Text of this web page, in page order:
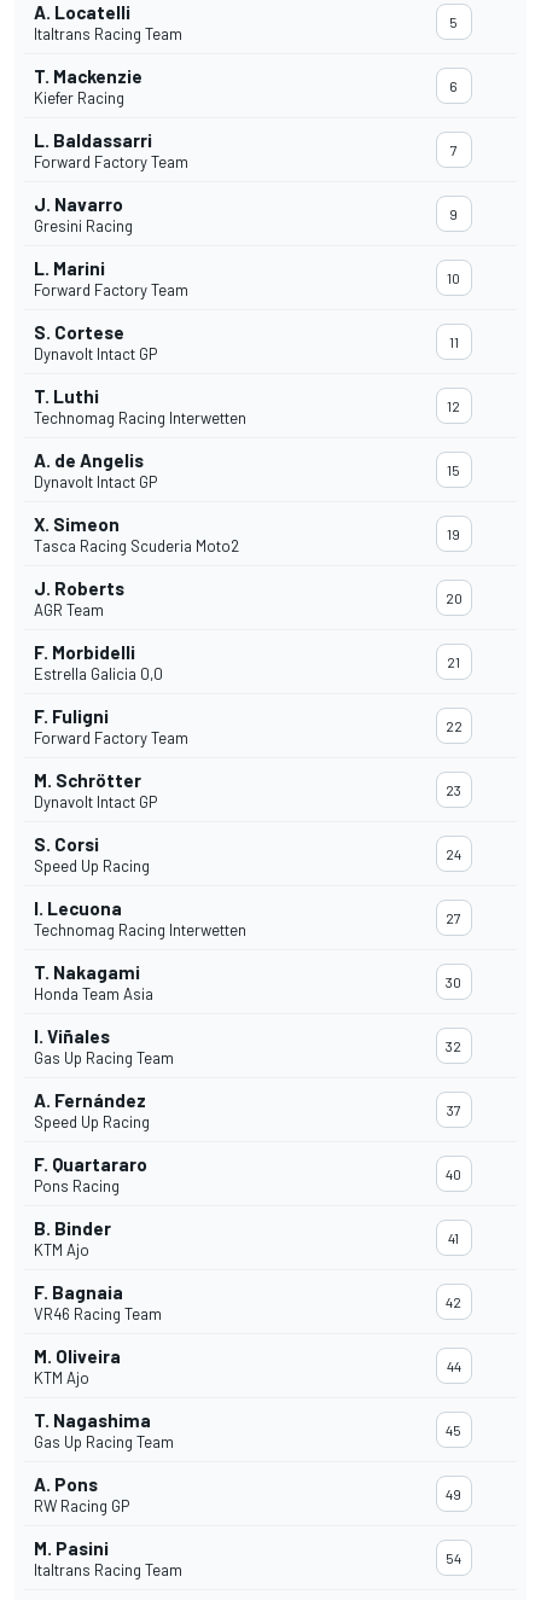
A. Locatelli
Italtrans Racing Team
5
T. Mackenzie
Kiefer Racing
6
L. Baldassarri
Forward Factory Team
7
J. Navarro
Gresini Racing
9
L. Marini
Forward Factory Team
10
S. Cortese
Dynavolt Intact GP
11
T. Luthi
Technomag Racing Interwetten
12
A. de Angelis
Dynavolt Intact GP
15
X. Simeon
Tasca Racing Scuderia Moto2
19
J. Roberts
AGR Team
20
F. Morbidelli
Estrella Galicia 0,0
21
F. Fuligni
Forward Factory Team
22
M. Schrötter
Dynavolt Intact GP
23
S. Corsi
Speed Up Racing
24
I. Lecuona
Technomag Racing Interwetten
27
T. Nakagami
Honda Team Asia
30
I. Viñales
Gas Up Racing Team
32
A. Fernández
Speed Up Racing
37
F. Quartararo
Pons Racing
40
B. Binder
KTM Ajo
41
F. Bagnaia
VR46 Racing Team
42
M. Oliveira
KTM Ajo
44
T. Nagashima
Gas Up Racing Team
45
A. Pons
RW Racing GP
49
M. Pasini
Italtrans Racing Team
54